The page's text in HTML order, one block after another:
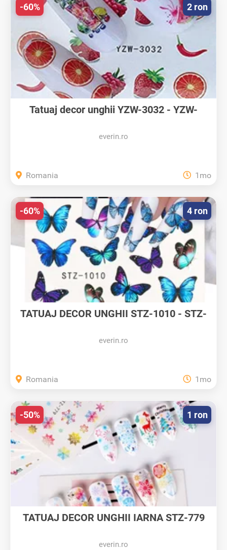
Tatuaj decor unghii YZW-3032 - YZW-
everin.ro
2 ron
-60%
Romania 1mo
TATUAJ DECOR UNGHII STZ-1010 - STZ-
everin.ro
4 ron
-60%
Romania 1mo
TATUAJ DECOR UNGHII IARNA STZ-779
everin.ro
1 ron
-50%